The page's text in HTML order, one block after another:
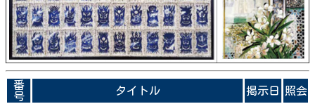
番
号
タイトル 掲示日 照会